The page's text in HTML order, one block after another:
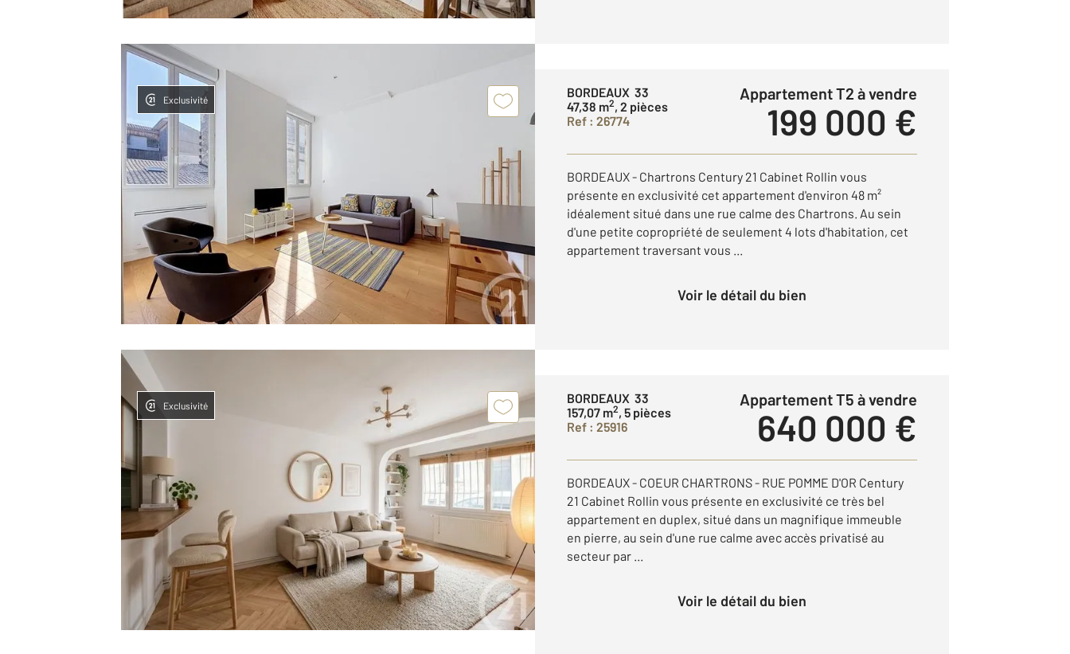
Exclusivité
BORDEAUX 33
47,38 m2, 2 pièces
Ref : 26774
Appartement T2 à vendre
199 000 €
BORDEAUX - Chartrons Century 21 Cabinet Rollin vous
présente en exclusivité cet appartement d'environ 48 m²
idéalement situé dans une rue calme des Chartrons. Au sein
d'une petite copropriété de seulement 4 lots d'habitation, cet
appartement traversant vous ...
Voir le détail du bien
Exclusivité
BORDEAUX 33
157,07 m2, 5 pièces
Ref : 25916
Appartement T5 à vendre
640 000 €
BORDEAUX - COEUR CHARTRONS - RUE POMME D'OR Century
21 Cabinet Rollin vous présente en exclusivité ce très bel
appartement en duplex, situé dans un magnifique immeuble
en pierre, au sein d'une rue calme avec accès privatisé au
secteur par ...
Voir le détail du bien